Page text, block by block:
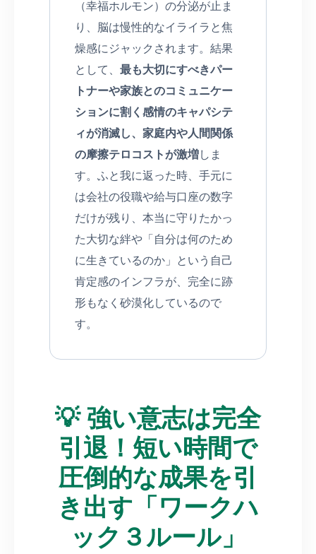
（幸福ホルモン）の分泌が止ま
り、脳は慢性的なイライラと焦
燥感にジャックされます。結果
として、 最も大切にすべきパー
トナーや家族とのコミュニケー
ションに割く感情のキャパシテ
ィが消滅し、家庭内や人間関係
の摩擦テロコストが激増しま
す。ふと我に返った時、手元に
は会社の役職や給与口座の数字
だけが残り、本当に守りたかっ
た大切な絆や「自分は何のため
に生きているのか」という自己
肯定感のインフラが、完全に跡
形もなく砂漠化しているので
す。
💡 強い意志は完全
引退！短い時間で
圧倒的な成果を引
き出す「ワークハ
ック３ルール」